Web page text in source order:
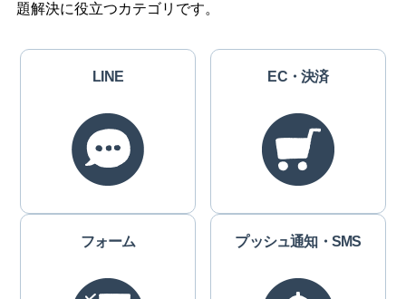
題解決に役立つカテゴリです。
LINE EC・決済
フォーム プッシュ通知・SMS